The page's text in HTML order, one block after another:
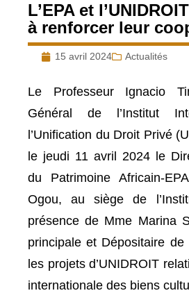
L’EPA et
à renforcer leur
15 avril 2024 Actualités
Le Professeur Ignacio
Général de l’Institut
l’Unification du Droit Privé
le jeudi 11 avril 2024 le
du Patrimoine Africain-
Ogou, au siège de
présence de Mme Marina
principale et Dépositaire
les projets d’UNIDROIT
internationale des biens